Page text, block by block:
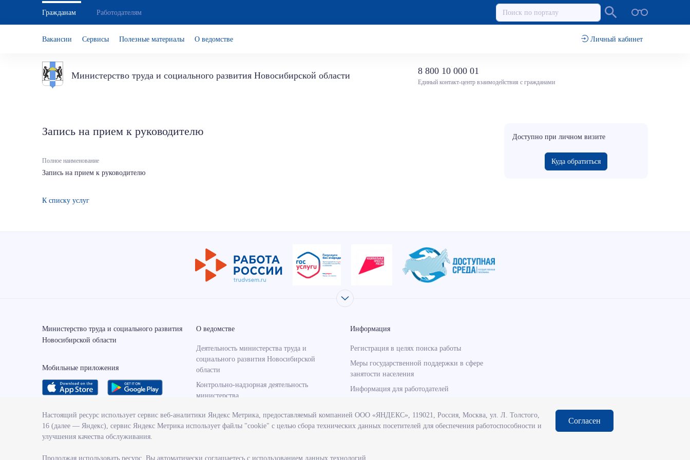
Гражданам Работодателям
Вакансии Сервисы Полезные материалы О ведомстве Личный кабинет
Министерство труда и социального развития Новосибирской области 8 800 10 000 01
Единый контакт-центр взаимодействия с гражданами
Запись на прием к руководителю
Полное наименование
Запись на прием к руководителю
Доступно при личном визите
Куда обратиться
К списку услуг
Министерство труда и социального развития
Новосибирской области
Мобильные приложения
О ведомстве
Деятельность министерства труда и
социального развития Новосибирской
области
Контрольно-надзорная деятельность
министерства
Государственные программы, реализуемые
министерством
Информация
Регистрация в целях поиска работы
Меры государственной поддержки в сфере
занятости населения
Информация для работодателей
Профессиональная ориентация
Настоящий ресурс использует сервис веб-аналитики Яндекс Метрика, предоставляемый компанией ООО «ЯНДЕКС», 119021, Россия, Москва, ул. Л. Толстого,
16 (далее — Яндекс), сервис Яндекс Метрика использует файлы "cookie" с целью сбора технических данных посетителей для обеспечения работоспособности и
улучшения качества обслуживания.
Продолжая использовать ресурс, Вы автоматически соглашаетесь с использованием данных технологий
Согласен